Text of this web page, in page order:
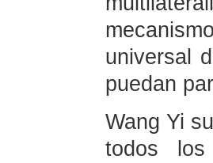
universal
puedan
Wang Yi
todos